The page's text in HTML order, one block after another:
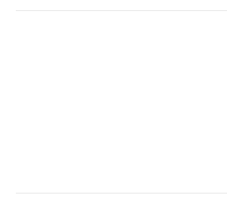
Африка Евросоюз